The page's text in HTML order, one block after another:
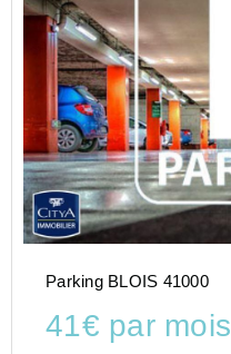
Parking BLOIS 41000
41€ par mois